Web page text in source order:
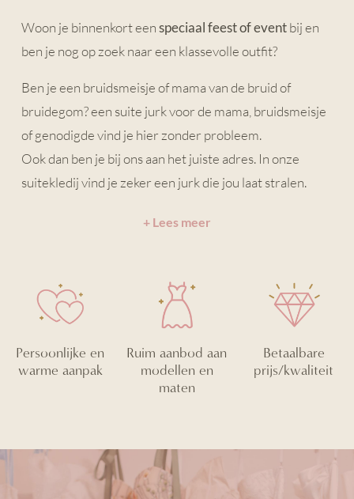
Woon je binnenkort eenspeciaal feest of eventbij en
ben je nog op zoek naar een klassevolle outfit?
Ben je een bruidsmeisje of mama van de bruid of
bruidegom? een suite jurk voor de mama, bruidsmeisje
of genodigde vind je hier zonder probleem.
Ook dan ben je bij ons aan het juiste adres. In onze
suitekledij vind je zeker een jurk die jou laat stralen.
+ Lees meer
Persoonlijke en
warme aanpak
Ruim aanbod aan
modellen en
maten
Betaalbare
prijs/kwaliteit